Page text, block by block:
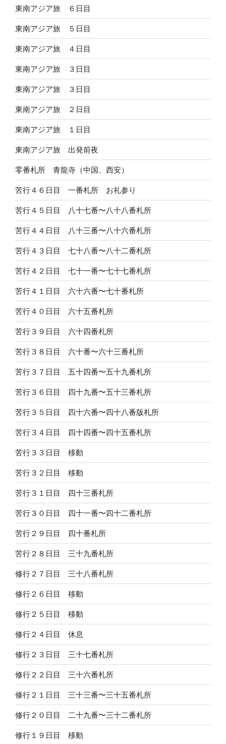
東南アジア旅 ６日目
東南アジア旅 ５日目
東南アジア旅 ４日目
東南アジア旅 ３日目
東南アジア旅 ３日目
東南アジア旅 ２日目
東南アジア旅 １日目
東南アジア旅 出発前夜
零番札所 青龍寺（中国、西安）
苦行４６日目 一番札所 お礼参り
苦行４５日目 八十七番〜八十八番札所
苦行４４日目 八十三番〜八十六番札所
苦行４３日目 七十八番〜八十二番札所
苦行４２日目 七十一番〜七十七番札所
苦行４１日目 六十六番〜七十番札所
苦行４０日目 六十五番札所
苦行３９日目 六十四番札所
苦行３８日目 六十番〜六十三番札所
苦行３７日目 五十四番〜五十九番札所
苦行３６日目 四十九番〜五十三番札所
苦行３５日目 四十六番〜四十八番版札所
苦行３４日目 四十四番〜四十五番札所
苦行３３日目 移動
苦行３２日目 移動
苦行３１日目 四十三番札所
苦行３０日目 四十一番〜四十二番札所
苦行２９日目 四十番札所
苦行２８日目 三十九番札所
修行２７日目 三十八番札所
修行２６日目 移動
修行２５日目 移動
修行２４日目 休息
修行２３日目 三十七番札所
修行２２日目 三十六番札所
修行２１日目 三十三番〜三十五番札所
修行２０日目 二十九番〜三十二番札所
修行１９日目 移動